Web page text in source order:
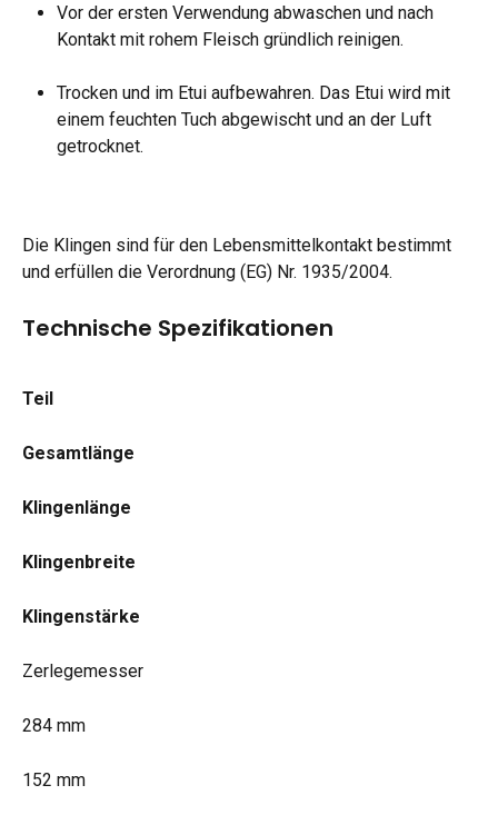
Vor der ersten Verwendung abwaschen und nach
Kontakt mit rohem Fleisch gründlich reinigen.
Trocken und im Etui aufbewahren. Das Etui wird mit
einem feuchten Tuch abgewischt und an der Luft
getrocknet.
Die Klingen sind für den Lebensmittelkontakt bestimmt
und erfüllen die Verordnung (EG) Nr. 1935/2004.
Technische Spezifikationen
Teil
Gesamtlänge
Klingenlänge
Klingenbreite
Klingenstärke
Zerlegemesser
284 mm
152 mm